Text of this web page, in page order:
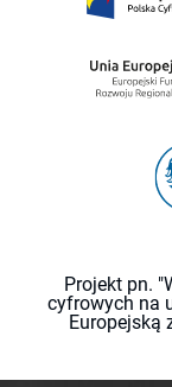
Projekt pn.
cyfrowych na
Europejską